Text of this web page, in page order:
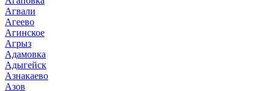
Агвали
Агеево
Агинское
Агрыз
Адамовка
Адыгейск
Азнакаево
Азов